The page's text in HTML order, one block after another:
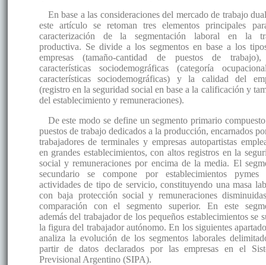
En base a las consideraciones del mercado de trabajo
este artículo se retoman tres elementos principales
caracterización de la segmentación laboral en la
productiva. Se divide a los segmentos en base a los
empresas (tamaño-cantidad de puestos de
características sociodemográficas (categoría
características sociodemográficas) y la calidad del
(registro en la seguridad social en base a la calificación y
del establecimiento y remuneraciones).
De este modo se define un segmento primario
puestos de trabajo dedicados a la producción, encarnados
trabajadores de terminales y empresas autopartistas
en grandes establecimientos, con altos registros en la
social y remuneraciones por encima de la media. El
secundario se compone por establecimientos pymes
actividades de tipo de servicio, constituyendo una masa
con baja protección social y remuneraciones
comparación con el segmento superior. En este
además del trabajador de los pequeños establecimientos se
la figura del trabajador autónomo. En los siguientes
analiza la evolución de los segmentos laborales
partir de datos declarados por las empresas en el
Previsional Argentino (SIPA).